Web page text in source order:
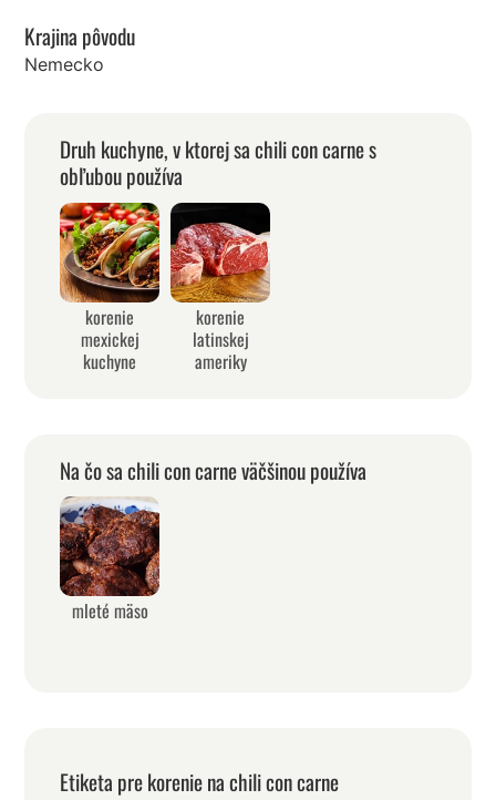
Krajina pôvodu
Nemecko
Druh kuchyne, v ktorej sa chili con carne s
obľubou používa
korenie
mexickej
kuchyne
korenie
latinskej
ameriky
Na čo sa chili con carne väčšinou používa
mleté mäso
Etiketa pre korenie na chili con carne